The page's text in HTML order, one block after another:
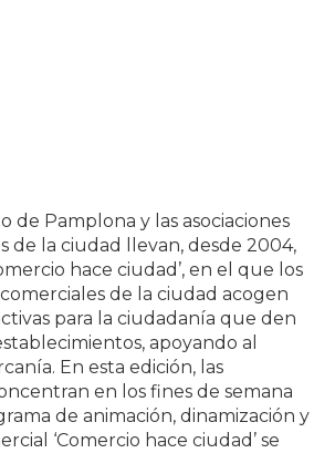
de Pamplona y las asociaciones
de la ciudad llevan, desde 2004,
hace ciudad’, en el que los
de la ciudad acogen
para la ciudadanía que den
apoyando al
En esta edición, las
en los fines de semana
de animación, dinamización y
‘Comercio hace ciudad’ se